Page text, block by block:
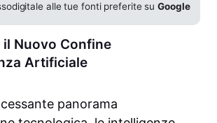
alle tue fonti preferite suGoogle
il Nuovo Confine
Artificiale
panorama